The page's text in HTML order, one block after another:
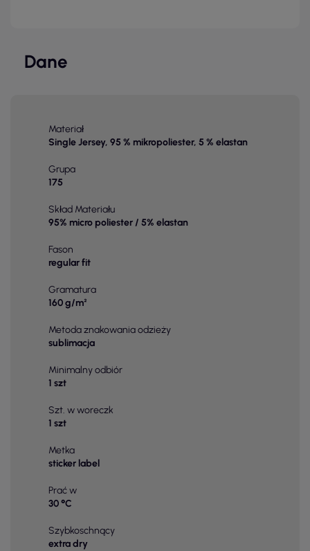
Dane
Materiał
Single Jersey, 95 % mikropoliester, 5 % elastan
Grupa
175
Skład Materiału
95% micro poliester / 5% elastan
Fason
regular fit
Gramatura
160 g/m²
Metoda znakowania odzieży
sublimacja
Minimalny odbiór
1 szt
Szt. w woreczk
1 szt
Metka
sticker label
Prać w
30 °C
Szybkoschnący
extra dry